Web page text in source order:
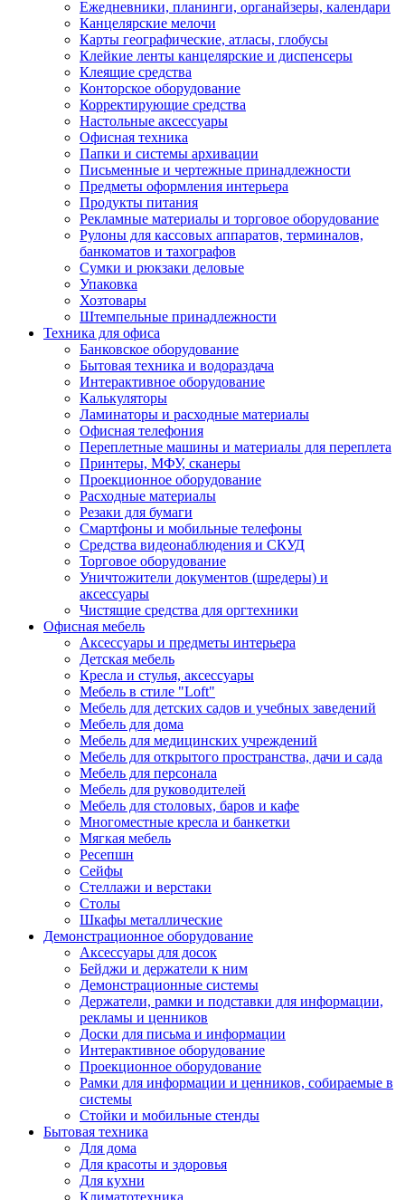
Ежедневники, планинги, органайзеры, календари
Канцелярские мелочи
Карты географические, атласы, глобусы
Клейкие ленты канцелярские и диспенсеры
Клеящие средства
Конторское оборудование
Корректирующие средства
Настольные аксессуары
Офисная техника
Папки и системы архивации
Письменные и чертежные принадлежности
Предметы оформления интерьера
Продукты питания
Рекламные материалы и торговое оборудование
Рулоны для кассовых аппаратов, терминалов,
банкоматов и тахографов
Сумки и рюкзаки деловые
Упаковка
Хозтовары
Штемпельные принадлежности
Техника для офиса
Банковское оборудование
Бытовая техника и водораздача
Интерактивное оборудование
Калькуляторы
Ламинаторы и расходные материалы
Офисная телефония
Переплетные машины и материалы для переплета
Принтеры, МФУ, сканеры
Проекционное оборудование
Расходные материалы
Резаки для бумаги
Смартфоны и мобильные телефоны
Средства видеонаблюдения и СКУД
Торговое оборудование
Уничтожители документов (шредеры) и
аксессуары
Чистящие средства для оргтехники
Офисная мебель
Аксессуары и предметы интерьера
Детская мебель
Кресла и стулья, аксессуары
Мебель в стиле "Loft"
Мебель для детских садов и учебных заведений
Мебель для дома
Мебель для медицинских учреждений
Мебель для открытого пространства, дачи и сада
Мебель для персонала
Мебель для руководителей
Мебель для столовых, баров и кафе
Многоместные кресла и банкетки
Мягкая мебель
Ресепшн
Сейфы
Стеллажи и верстаки
Столы
Шкафы металлические
Демонстрационное оборудование
Аксессуары для досок
Бейджи и держатели к ним
Демонстрационные системы
Держатели, рамки и подставки для информации,
рекламы и ценников
Доски для письма и информации
Интерактивное оборудование
Проекционное оборудование
Рамки для информации и ценников, собираемые в
системы
Стойки и мобильные стенды
Бытовая техника
Для дома
Для красоты и здоровья
Для кухни
Климатотехника